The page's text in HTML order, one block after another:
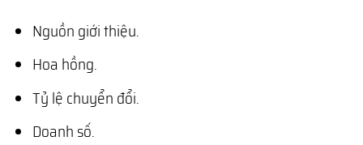
Nguồn giới thiệu.
Hoa hồng.
Tỷ lệ chuyển đổi.
Doanh số.